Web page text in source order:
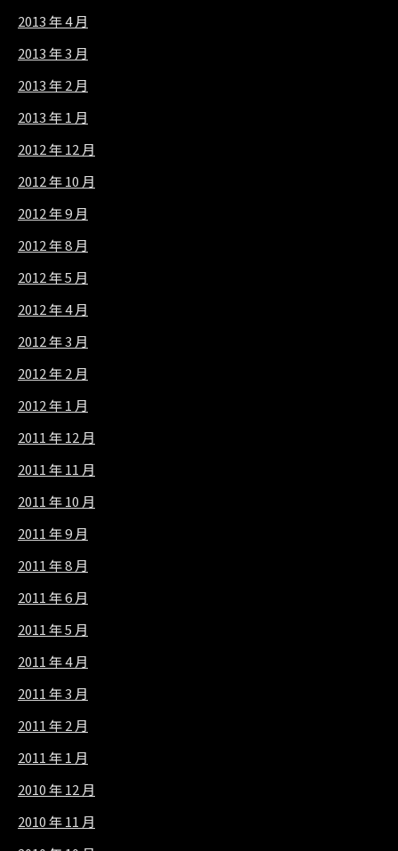
2013 年 4 月
2013 年 3 月
2013 年 2 月
2013 年 1 月
2012 年 12 月
2012 年 10 月
2012 年 9 月
2012 年 8 月
2012 年 5 月
2012 年 4 月
2012 年 3 月
2012 年 2 月
2012 年 1 月
2011 年 12 月
2011 年 11 月
2011 年 10 月
2011 年 9 月
2011 年 8 月
2011 年 6 月
2011 年 5 月
2011 年 4 月
2011 年 3 月
2011 年 2 月
2011 年 1 月
2010 年 12 月
2010 年 11 月